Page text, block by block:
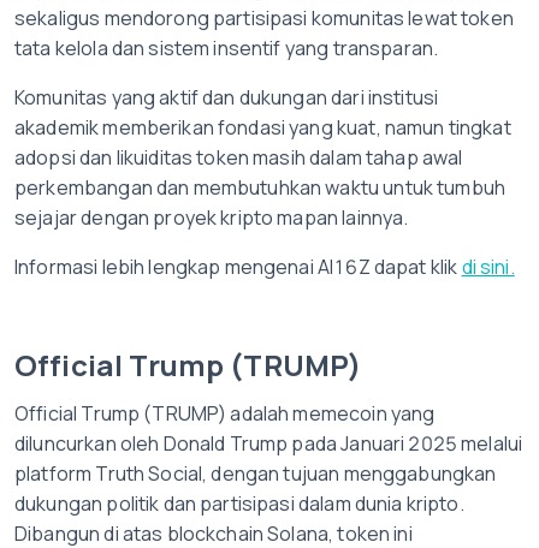
sekaligus mendorong partisipasi komunitas lewat token
tata kelola dan sistem insentif yang transparan.
Komunitas yang aktif dan dukungan dari institusi
akademik memberikan fondasi yang kuat, namun tingkat
adopsi dan likuiditas token masih dalam tahap awal
perkembangan dan membutuhkan waktu untuk tumbuh
sejajar dengan proyek kripto mapan lainnya.
Informasi lebih lengkap mengenai AI16Z dapat klikdi sini.
Official Trump (TRUMP)
Official Trump (TRUMP) adalah memecoin yang
diluncurkan oleh Donald Trump pada Januari 2025 melalui
platform Truth Social, dengan tujuan menggabungkan
dukungan politik dan partisipasi dalam dunia kripto.
Dibangun di atas blockchain Solana, token ini